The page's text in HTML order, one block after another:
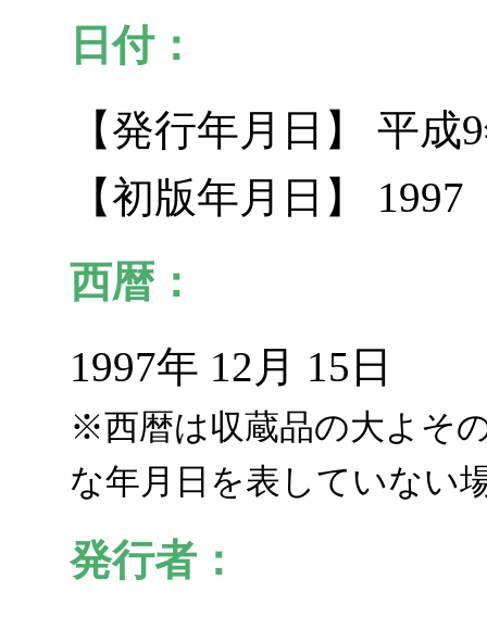
日付：
【発行年月日】 平成
【初版年月日】 1997
西暦：
1997年 12月 15日
※西暦は収蔵品の大よそ
な年月日を表していない
発行者：